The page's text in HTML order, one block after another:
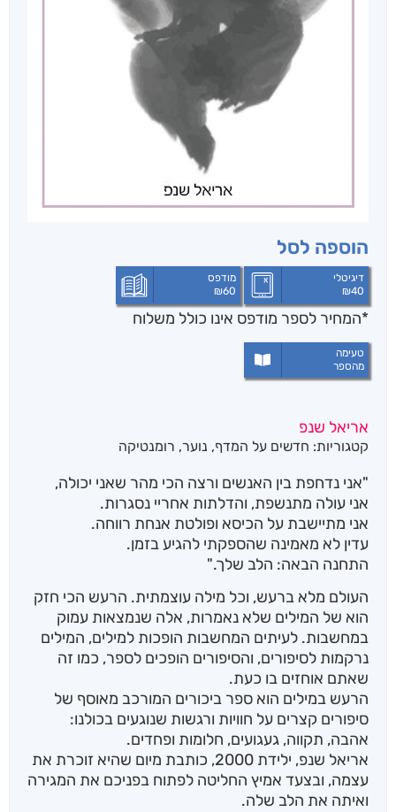
הוספה לסל
דיגיטלי
₪40
מודפס
₪60
*המחיר לספר מודפס אינו כולל משלוח
טעימה
מהספר
אריאל שנפ
קטגוריות: חדשים על המדף, נוער, רומנטיקה
"אני נדחפת בין האנשים ורצה הכי מהר שאני יכולה,
אני עולה מתנשפת, והדלתות אחריי נסגרות.
אני מתיישבת על הכיסא ופולטת אנחת רווחה.
עדין לא מאמינה שהספקתי להגיע בזמן.
התחנה הבאה: הלב שלך."
העולם מלא ברעש, וכל מילה עוצמתית. הרעש הכי חזק
הוא של המילים שלא נאמרות, אלה שנמצאות עמוק
במחשבות. לעיתים המחשבות הופכות למילים, המילים
נרקמות לסיפורים, והסיפורים הופכים לספר, כמו זה
שאתם אוחזים בו כעת.
הרעש במילים הוא ספר ביכורים המורכב מאוסף של
סיפורים קצרים על חוויות ורגשות שנוגעים בכולנו:
אהבה, תקווה, געגועים, חלומות ופחדים.
אריאל שנפ, ילידת 2000, כותבת מיום שהיא זוכרת את
עצמה, ובצעד אמיץ החליטה לפתוח בפניכם את המגירה
ואיתה את הלב שלה.